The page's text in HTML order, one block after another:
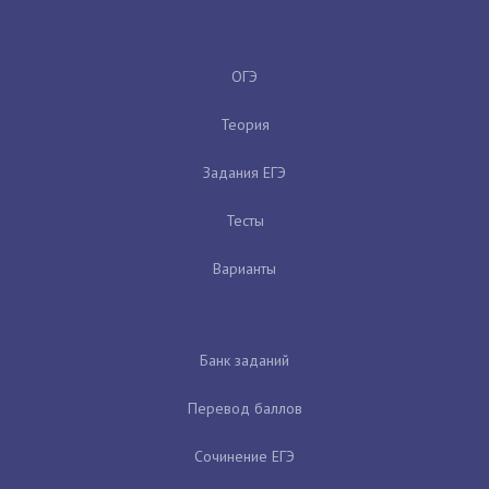
ОГЭ
Теория
Задания ЕГЭ
Тесты
Варианты
Банк заданий
Перевод баллов
Сочинение ЕГЭ